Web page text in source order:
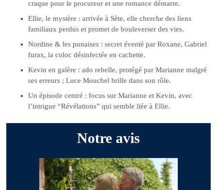
craque pour le procureur et une romance démarre.
Ellie, le mystère : arrivée à Sète, elle cherche des liens
familiaux perdus et promet de bouleverser des vies.
Nordine & les punaises : secret éventé par Roxane, Gabriel
furax, la coloc désinfectée en cachette.
Kevin en galère : ado rebelle, protégé par Marianne malgré
ses erreurs ; Luce Mouchel brille dans son rôle.
Un épisode centré : focus sur Marianne et Kevin, avec
l’intrigue “Révélations” qui semble liée à Ellie.
Notre avis